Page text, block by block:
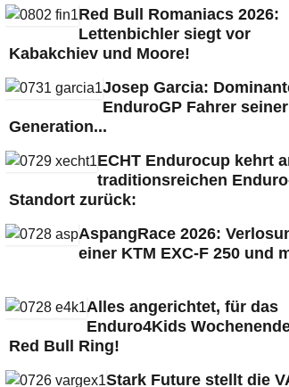
Red Bull Romaniacs 2026:
Lettenbichler siegt vor
Kabakchiev und Moore!
Josep Garcia:
EnduroGP Fahrer seiner
Generation...
ECHT Endurocup kehrt
traditionsreichen
Standort zurück:
AspangRace 2026:
einer KTM EXC-F 250 und
Alles angerichtet, für das
Enduro4Kids
Red Bull Ring!
Stark Future stellt die